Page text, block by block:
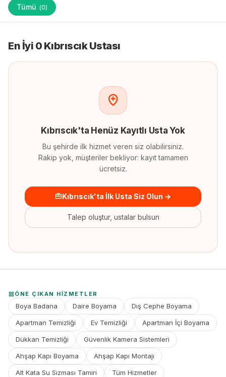
Tümü (0)
En İyi 0 Kıbrıscık Ustası
Kıbrıscık'ta Henüz Kayıtlı Usta Yok
Bu şehirde ilk hizmet veren siz olabilirsiniz.
Rakip yok, müşteriler bekliyor: kayıt tamamen
ücretsiz.
Kıbrıscık'ta İlk Usta Siz Olun →
Talep oluştur, ustalar bulsun
ÖNE ÇIKAN HIZMETLER
Boya Badana Daire Boyama Dış Cephe Boyama
Apartman Temizliği Ev Temizliği Apartman İçi Boyama
Dükkan Temizliği Güvenlik Kamera Sistemleri
Ahşap Kapı Boyama Ahşap Kapı Montajı
Alt Kata Su Sızması Tamiri Tüm Hizmetler